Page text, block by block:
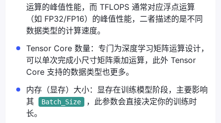
运算的峰值性能，而 TFLOPS 通常对应浮点运算
（如 FP32/FP16）的峰值性能，二者描述的是不同
数据类型的计算速度。
Tensor Core 数量：专门为深度学习矩阵运算设计，
可以单次完成小尺寸矩阵乘加运算，此外 Tensor
Core 支持的数据类型也更多。
内存（显存）大小：显存在训练模型阶段，主要影响
其
Batch_Size
，此参数会直接决定你的训练时
长。